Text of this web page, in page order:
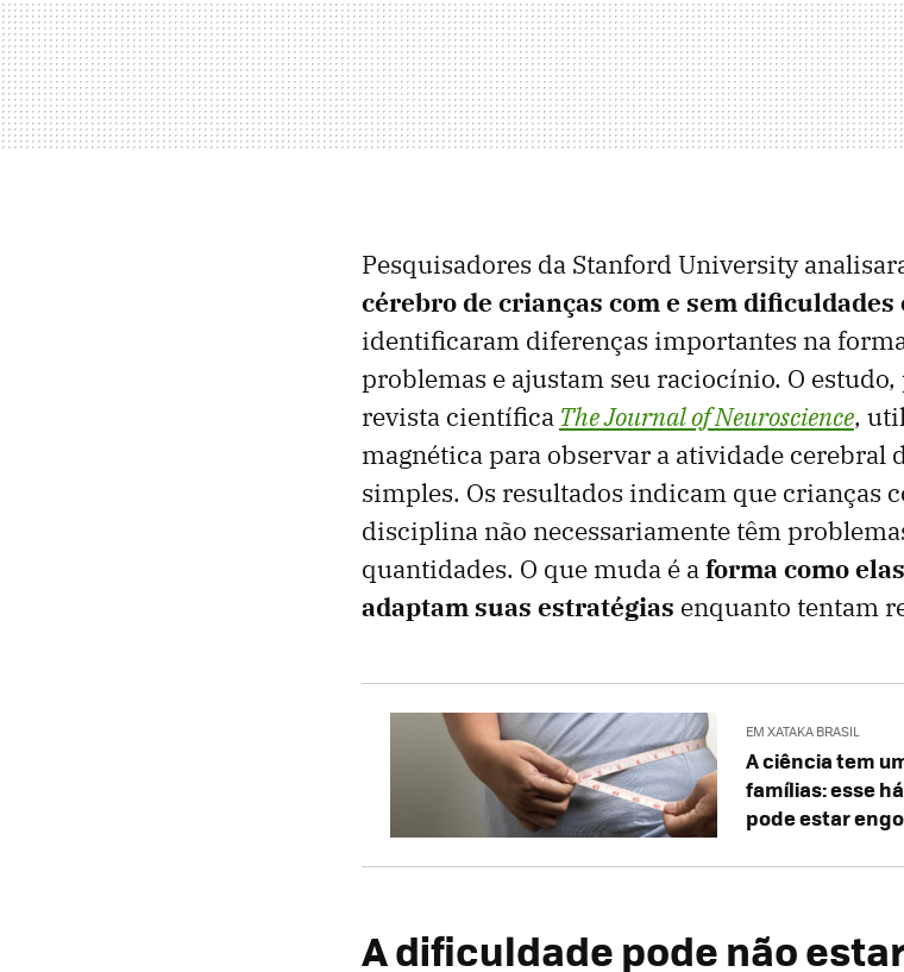
Pesquisadores da Stanford University
cérebro de crianças com e sem
identificaram diferenças importantes na
problemas e ajustam seu raciocínio. O
revista científica The Journal of Neuroscience,
magnética para observar a atividade cerebral
simples. Os resultados indicam que crianças
disciplina não necessariamente têm
quantidades. O que muda é aforma como
adaptam suas estratégias enquanto tentam
EM XATAKA BRASIL
A ciência tem
famílias: esse
pode estar
A dificuldade pode não